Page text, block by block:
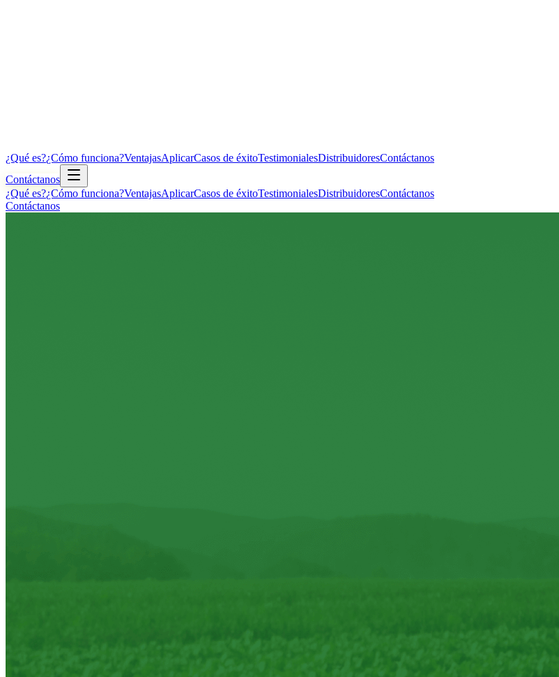
¿Qué es?¿Cómo funciona?VentajasAplicarCasos de éxitoTestimonialesDistribuidoresContáctanos
Contáctanos
¿Qué es?¿Cómo funciona?VentajasAplicarCasos de éxitoTestimonialesDistribuidoresContáctanos
Contáctanos